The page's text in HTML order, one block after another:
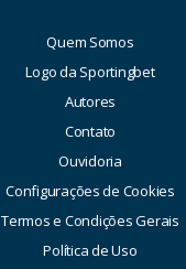
Quem Somos
Logo da Sportingbet
Autores
Contato
Ouvidoria
Configurações de Cookies
Termos e Condições Gerais
Política de Uso